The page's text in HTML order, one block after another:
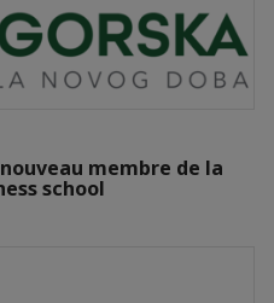
membre de la
school